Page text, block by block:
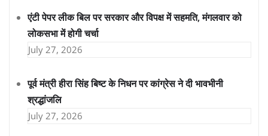
एंटी पेपर लीक बिल पर सरकार और विपक्ष में सहमति, मंगलवार को
लोकसभा में होगी चर्चा
July 27, 2026
पूर्व मंत्री हीरा सिंह बिष्ट के निधन पर कांग्रेस ने दी भावभीनी
श्रद्धांजलि
July 27, 2026